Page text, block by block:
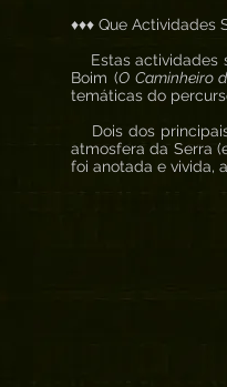
♦♦♦ Que Actividades
Estas actividades
Boim (O Caminheiro
temáticas do
Dois dos
atmosfera da Serra
foi anotada e vivida,